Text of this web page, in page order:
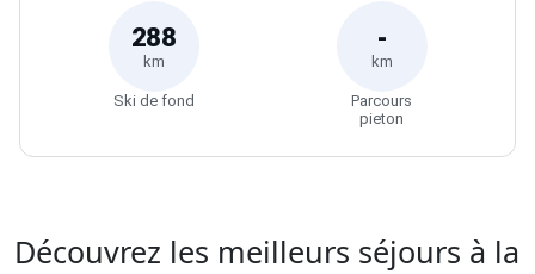
288
km
Ski de fond
-
km
Parcours
pieton
Découvrez les meilleurs séjours à la